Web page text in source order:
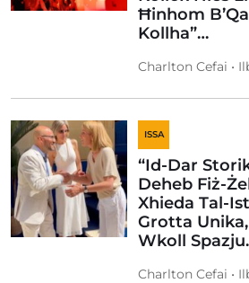
Ħinhom
Kollha”…
Charlton Cefai •
ISSA
“Id-Dar
Deheb Fiż-
Xhieda Tal-
Grotta
Wkoll
Charlton Cefai •